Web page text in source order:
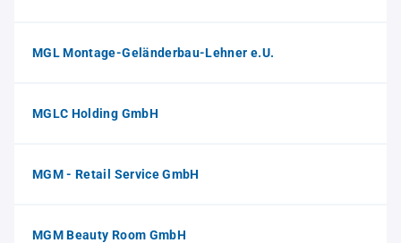
MGL Montage-Geländerbau-Lehner e.U.
MGLC Holding GmbH
MGM - Retail Service GmbH
MGM Beauty Room GmbH